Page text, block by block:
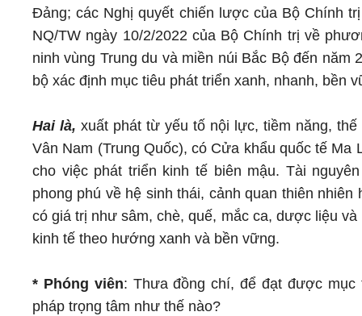
Đảng; các Nghị quyết chiến lược của Bộ Chính
NQ/TW ngày 10/2/2022 của Bộ Chính trị về
ninh vùng Trung du và miền núi Bắc Bộ đến
bộ xác định mục tiêu phát triển xanh, nhanh, bền
Hai là, xuất phát từ yếu tố nội lực, tiềm năng,
Vân Nam (Trung Quốc), có Cửa khẩu quốc tế
cho việc phát triển kinh tế biên mậu. Tài
phong phú về hệ sinh thái, cảnh quan thiên
có giá trị như sâm, chè, quế, mắc ca, dược liệu
kinh tế theo hướng xanh và bền vững.
* Phóng viên: Thưa đồng chí, để đạt được mục
pháp trọng tâm như thế nào?